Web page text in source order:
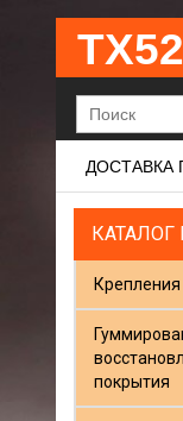
ДОСТАВКА
покрытия